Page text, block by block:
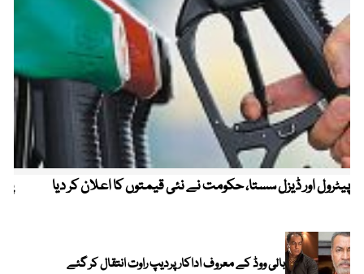
پیٹرول اور ڈیزل سستا، حکومت نے نئی قیمتوں کا اعلان کر دیا
بالی ووڈ کے معروف اداکار پردیپ راوت انتقال کر گئے